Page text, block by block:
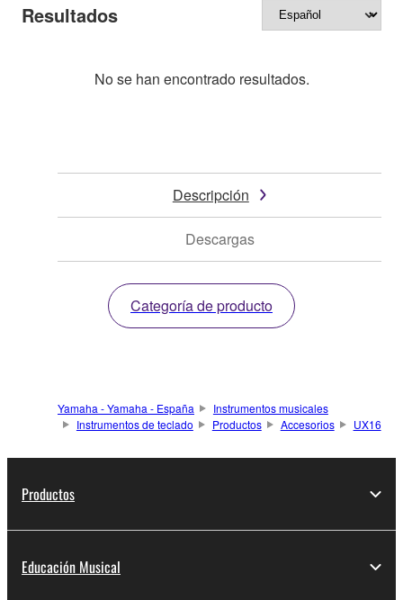
Resultados
No se han encontrado resultados.
Descripción
Descargas
Categoría de producto
Yamaha - Yamaha - España
Instrumentos musicales
Instrumentos de teclado
Productos Accesorios UX16
Productos
Educación Musical